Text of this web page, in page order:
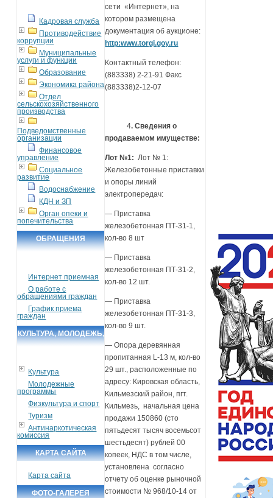
Кадровая служба
Противодействие
коррупции
Муниципальные
услуги и функции
Образование
Экономика района
Отдел
сельскохозяйственного
производства
Подведомственные
организации
Финансовое
управление
Социальное
развитие
Водоснабжение
КДН и ЗП
Орган опеки и
попечительства
ОБРАЩЕНИЯ
Интернет приемная
О работе с
обращениями граждан
График приема
граждан
КУЛЬТУРА, МОЛОДЕЖЬ,
Культура
Молодежные
программы
Физкультура и спорт
Туризм
Антинаркотическая
комиссия
КАРТА САЙТА
Карта сайта
ФОТО-ГАЛЕРЕЯ
сети «Интернет», на
котором размещена
документация об аукционе:
http:www.torgi.goy.ru
Контактный телефон:
(883338) 2-21-91 Факс
(883338)2-12-07
4. Сведения о
продаваемом имуществе:
Лот №1:Лот № 1:
Железобетонные приставки
и опоры линий
электропередач:
— Приставка
железобетонная ПТ-31-1,
кол-во 8 шт
— Приставка
железобетонная ПТ-31-2,
кол-во 12 шт.
— Приставка
железобетонная ПТ-31-3,
кол-во 9 шт.
— Опора деревянная
пропитанная L-13 м, кол-во
29 шт., расположенные по
адресу: Кировская область,
Кильмезский район, пгт.
Кильмезь, начальная цена
продажи 150860 (сто
пятьдесят тысяч восемьсот
шестьдесят) рублей 00
копеек, НДС в том числе,
установлена согласно
отчету об оценке рыночной
стоимости № 968/10-14 от